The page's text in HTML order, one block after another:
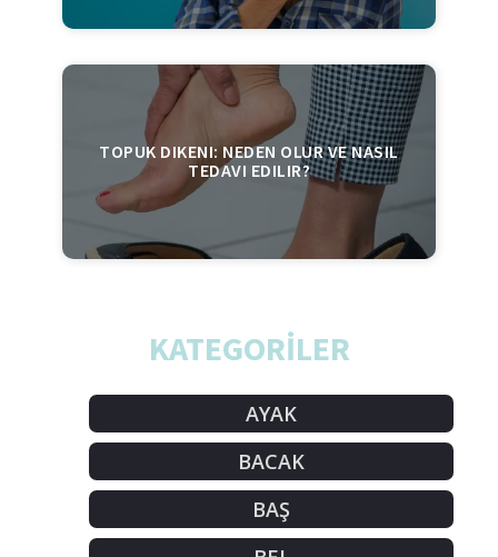
TOPUK DIKENI: NEDEN OLUR VE NASIL
TEDAVI EDILIR?
KATEGORİLER
AYAK
BACAK
BAŞ